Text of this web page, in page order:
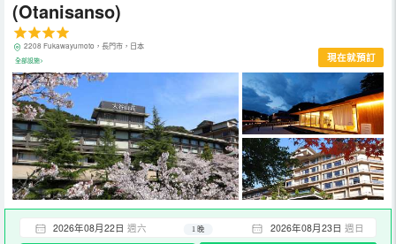
(Otanisanso)
2208 Fukawayumoto，長門市，日本
全部設施> 現在就預訂
2026年08月22日 週六 2026年08月23日 週日
1 晚